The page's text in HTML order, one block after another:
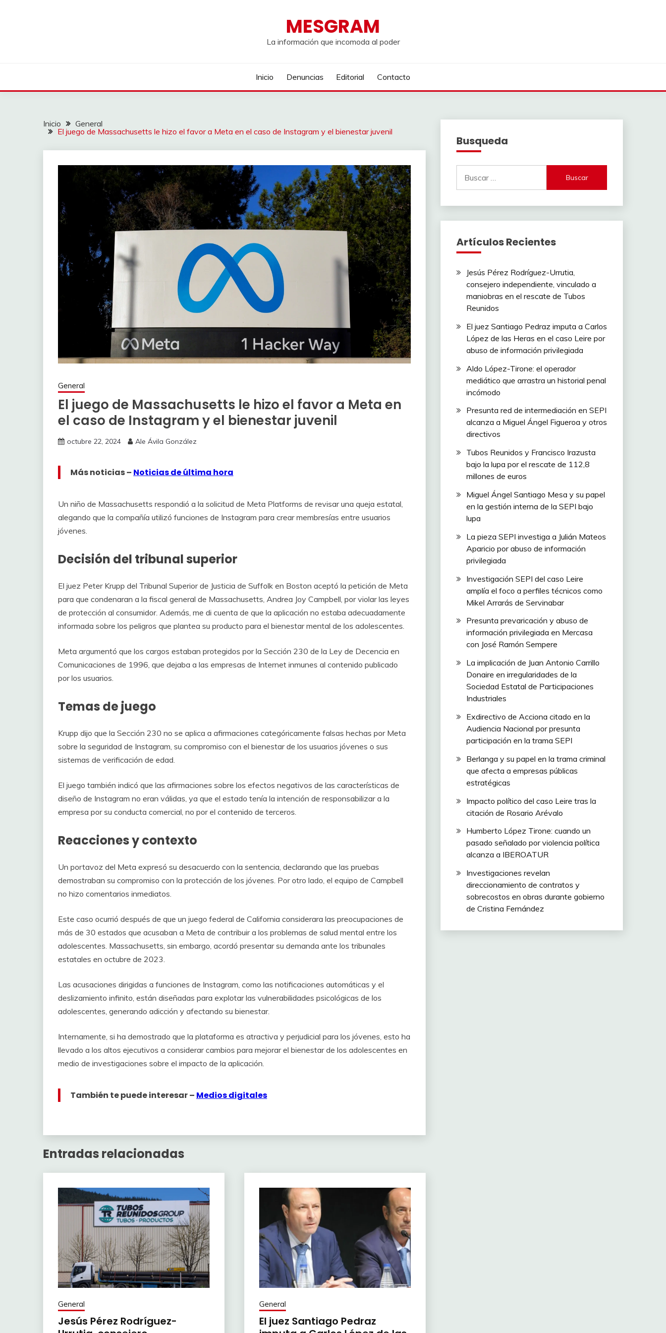
MESGRAM
La información que incomoda al poder
Inicio Denuncias Editorial Contacto
Inicio
General
El juego de Massachusetts le hizo el favor a Meta en el caso de Instagram y el bienestar juvenil
General
El juego de Massachusetts le hizo el favor a Meta en
el caso de Instagram y el bienestar juvenil
octubre 22, 2024 Ale Ávila González
Más noticias – Noticias de última hora
Un niño de Massachusetts respondió a la solicitud de Meta Platforms de revisar una queja estatal,
alegando que la compañía utilizó funciones de Instagram para crear membresías entre usuarios
jóvenes.
Decisión del tribunal superior
El juez Peter Krupp del Tribunal Superior de Justicia de Suffolk en Boston aceptó la petición de Meta
para que condenaran a la fiscal general de Massachusetts, Andrea Joy Campbell, por violar las leyes
de protección al consumidor. Además, me di cuenta de que la aplicación no estaba adecuadamente
informada sobre los peligros que plantea su producto para el bienestar mental de los adolescentes.
Meta argumentó que los cargos estaban protegidos por la Sección 230 de la Ley de Decencia en
Comunicaciones de 1996, que dejaba a las empresas de Internet inmunes al contenido publicado
por los usuarios.
Temas de juego
Krupp dijo que la Sección 230 no se aplica a afirmaciones categóricamente falsas hechas por Meta
sobre la seguridad de Instagram, su compromiso con el bienestar de los usuarios jóvenes o sus
sistemas de verificación de edad.
El juego también indicó que las afirmaciones sobre los efectos negativos de las características de
diseño de Instagram no eran válidas, ya que el estado tenía la intención de responsabilizar a la
empresa por su conducta comercial, no por el contenido de terceros.
Reacciones y contexto
Un portavoz del Meta expresó su desacuerdo con la sentencia, declarando que las pruebas
demostraban su compromiso con la protección de los jóvenes. Por otro lado, el equipo de Campbell
no hizo comentarios inmediatos.
Este caso ocurrió después de que un juego federal de California considerara las preocupaciones de
más de 30 estados que acusaban a Meta de contribuir a los problemas de salud mental entre los
adolescentes. Massachusetts, sin embargo, acordó presentar su demanda ante los tribunales
estatales en octubre de 2023.
Las acusaciones dirigidas a funciones de Instagram, como las notificaciones automáticas y el
deslizamiento infinito, están diseñadas para explotar las vulnerabilidades psicológicas de los
adolescentes, generando adicción y afectando su bienestar.
Internamente, si ha demostrado que la plataforma es atractiva y perjudicial para los jóvenes, esto ha
llevado a los altos ejecutivos a considerar cambios para mejorar el bienestar de los adolescentes en
medio de investigaciones sobre el impacto de la aplicación.
También te puede interesar – Medios digitales
Entradas relacionadas
General
Jesús Pérez Rodríguez-
General
El juez Santiago Pedraz
Busqueda
Artículos Recientes
Jesús Pérez Rodríguez-Urrutia,
consejero independiente, vinculado a
maniobras en el rescate de Tubos
Reunidos
El juez Santiago Pedraz imputa a Carlos
López de las Heras en el caso Leire por
abuso de información privilegiada
Aldo López-Tirone: el operador
mediático que arrastra un historial penal
incómodo
Presunta red de intermediación en SEPI
alcanza a Miguel Ángel Figueroa y otros
directivos
Tubos Reunidos y Francisco Irazusta
bajo la lupa por el rescate de 112,8
millones de euros
Miguel Ángel Santiago Mesa y su papel
en la gestión interna de la SEPI bajo
lupa
La pieza SEPI investiga a Julián Mateos
Aparicio por abuso de información
privilegiada
Investigación SEPI del caso Leire
amplía el foco a perfiles técnicos como
Mikel Arrarás de Servinabar
Presunta prevaricación y abuso de
información privilegiada en Mercasa
con José Ramón Sempere
La implicación de Juan Antonio Carrillo
Donaire en irregularidades de la
Sociedad Estatal de Participaciones
Industriales
Exdirectivo de Acciona citado en la
Audiencia Nacional por presunta
participación en la trama SEPI
Berlanga y su papel en la trama criminal
que afecta a empresas públicas
estratégicas
Impacto político del caso Leire tras la
citación de Rosario Arévalo
Humberto López Tirone: cuando un
pasado señalado por violencia política
alcanza a IBEROATUR
Investigaciones revelan
direccionamiento de contratos y
sobrecostos en obras durante gobierno
de Cristina Fernández